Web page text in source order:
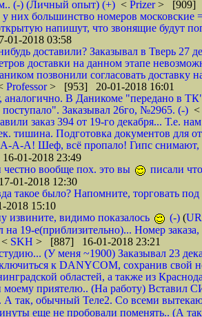
(-) (Личный опыт) (+) < Prizer> [909]
них большинство номеров московские
напишут, что звонящие будут
2018 03:58
доставили? Заказывал в Тверь 27
доставки на данном этапе
позвонили согласовать доставку
Professor> [953] 20-01-2018 16:01
аналогично. В Даникоме "передано в
поступало". Заказывал 26го, №2965. (-) <
заказ 394 от 19-го декабря... Т.е.
тишина. Подготовка документов для
А-А-А! Шеф, всё пропало! Гипс снимают,
01-2018 23:49
честно вообще пох. это вы
писали
01-2018 12:30
такое было? Напомните, торговать
2018 15:10
извините, видимо показалось
(-) (
на 19-е(приблизительно)... Номер
< SKH > [887] 16-01-2018 23:21
(У меня ~1900) Заказывал 23
к DANYCOM, сохранив свой
областей, а также из
моему приятелю.. (На работу) Вставил
А так, обычный Теле2. Со всеми
еще не пробовали поменять.. (А